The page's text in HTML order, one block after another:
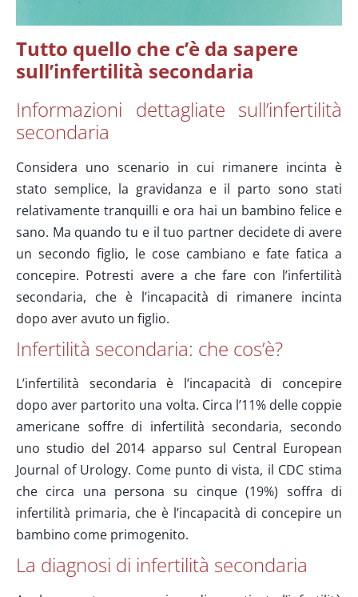
Tutto quello che c’è da sapere
sull’infertilità secondaria
Informazioni dettagliate sull’infertilità
secondaria
Considera uno scenario in cui rimanere incinta è
stato semplice, la gravidanza e il parto sono stati
relativamente tranquilli e ora hai un bambino felice e
sano. Ma quando tu e il tuo partner decidete di avere
un secondo figlio, le cose cambiano e fate fatica a
concepire. Potresti avere a che fare con l’infertilità
secondaria, che è l’incapacità di rimanere incinta
dopo aver avuto un figlio.
Infertilità secondaria: che cos’è?
L’infertilità secondaria è l’incapacità di concepire
dopo aver partorito una volta. Circa l’11% delle coppie
americane soffre di infertilità secondaria, secondo
uno studio del 2014 apparso sul Central European
Journal of Urology. Come punto di vista, il CDC stima
che circa una persona su cinque (19%) soffra di
infertilità primaria, che è l’incapacità di concepire un
bambino come primogenito.
La diagnosi di infertilità secondaria